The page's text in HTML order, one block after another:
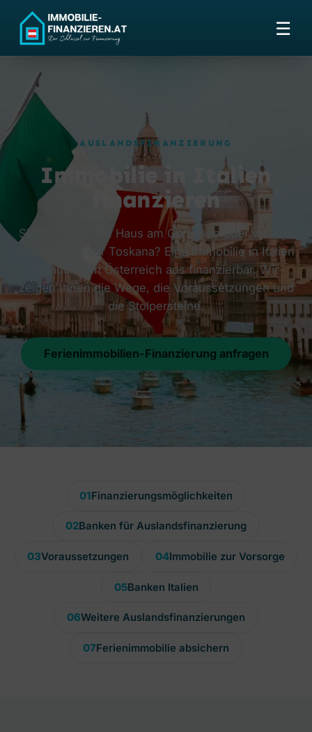
☰
AUSLANDSFINANZIERUNG
Immobilie in Italien
finanzieren
Sie träumen vom Haus am Gardasee oder von der
Wohnung in der Toskana? Eine Immobilie in Italien
ist auch von Österreich aus finanzierbar. Wir
zeigen Ihnen die Wege, die Voraussetzungen und
die Stolpersteine.
Ferienimmobilien-Finanzierung anfragen
01Finanzierungsmöglichkeiten
02Banken für Auslandsfinanzierung
03Voraussetzungen 04Immobilie zur Vorsorge
05Banken Italien
06Weitere Auslandsfinanzierungen
07Ferienimmobilie absichern